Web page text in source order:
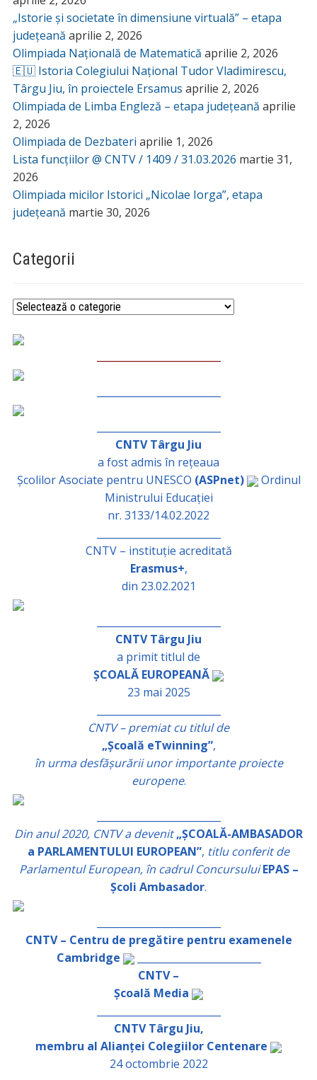
„Istorie și societate în dimensiune virtuală” – etapa
județeană aprilie 2, 2026
Olimpiada Națională de Matematică aprilie 2, 2026
🇪🇺 Istoria Colegiului Național Tudor Vladimirescu,
Târgu Jiu, în proiectele Ersamus aprilie 2, 2026
Olimpiada de Limba Engleză – etapa județeană aprilie
2, 2026
Olimpiada de Dezbateri aprilie 1, 2026
Lista funcțiilor @ CNTV / 1409 / 31.03.2026 martie 31,
2026
Olimpiada micilor Istorici „Nicolae Iorga”, etapa
județeană martie 30, 2026
Categorii
Categorii
CNTV Târgu Jiu
a fost admis în rețeaua
Școlilor Asociate pentru UNESCO (ASPnet)
Ordinul
Ministrului Educației
nr. 3133/14.02.2022
CNTV – instituție acreditată
Erasmus+,
din 23.02.2021
CNTV Târgu Jiu
a primit titlul de
ȘCOALĂ EUROPEANĂ
23 mai 2025
CNTV – premiat cu titlul de
„Școală eTwinning”,
în urma desfășurării unor importante proiecte
europene.
Din anul 2020, CNTV a devenit „ȘCOALĂ-AMBASADOR
a PARLAMENTULUI EUROPEAN”, titlu conferit de
Parlamentul European, în cadrul Concursului EPAS –
Școli Ambasador.
CNTV – Centru de pregătire pentru examenele
Cambridge
_________________________
CNTV –
Școală Media
CNTV Târgu Jiu,
membru al Alianței Colegiilor Centenare
24 octombrie 2022